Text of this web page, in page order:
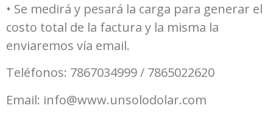
• Se medirá y pesará la carga para generar el
costo total de la factura y la misma la
enviaremos vía email.
Teléfonos: 7867034999 / 7865022620
Email: info@www.unsolodolar.com